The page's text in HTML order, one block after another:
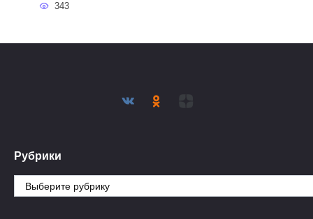
343
Рубрики
Рубрики